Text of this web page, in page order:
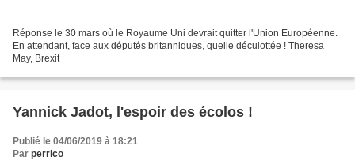
Réponse le 30 mars où le Royaume Uni devrait quitter l'Union Européenne.
En attendant, face aux députés britanniques, quelle déculottée ! Theresa
May, Brexit
Yannick Jadot, l'espoir des écolos !
Publié le 04/06/2019 à 18:21
Par perrico